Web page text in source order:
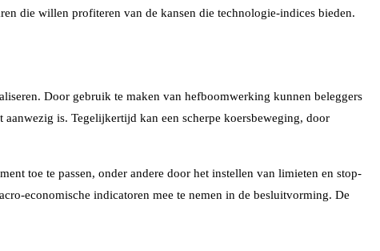
die willen profiteren van de kansen die technologie-indices bieden.
Door gebruik te maken van hefboomwerking kunnen beleggers
is. Tegelijkertijd kan een scherpe koersbeweging, door
toe te passen, onder andere door het instellen van limieten en stop-
economische indicatoren mee te nemen in de besluitvorming. De